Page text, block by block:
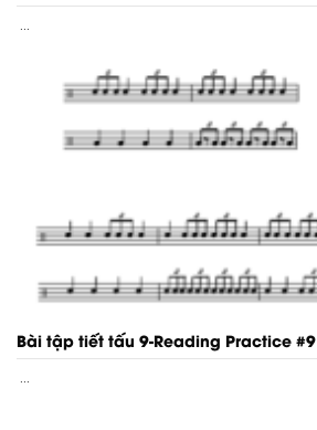
...
Bài tập tiết tấu 9-Reading Practice #9
...